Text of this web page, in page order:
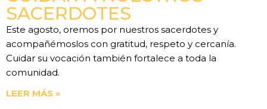
SACERDOTES
Este agosto, oremos por nuestros sacerdotes y
acompañémoslos con gratitud, respeto y cercanía.
Cuidar su vocación también fortalece a toda la
comunidad.
LEER MÁS »